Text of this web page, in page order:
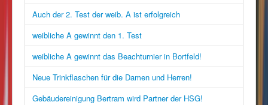
Auch der 2. Test der weib. A ist erfolgreich
weibliche A gewinnt den 1. Test
weibliche A gewinnt das Beachturnier in Bortfeld!
Neue Trinkflaschen für die Damen und Herren!
Gebäudereinigung Bertram wird Partner der HSG!